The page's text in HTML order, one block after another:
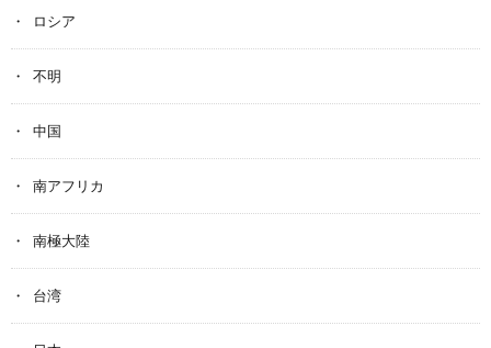
ロシア
不明
中国
南アフリカ
南極大陸
台湾